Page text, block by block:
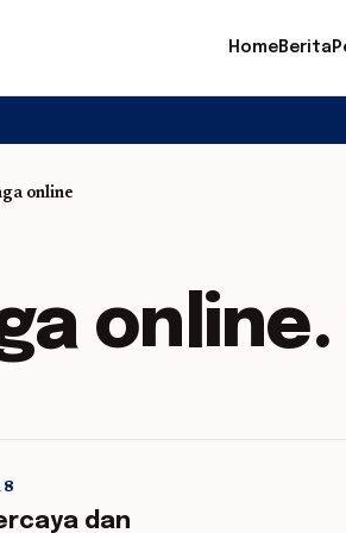
HomeBerita
Ingin
online
5 min read
dan